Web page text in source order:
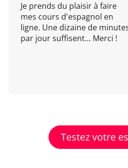
Je prends du plaisir à faire
mes cours d'espagnol en
ligne. Une dizaine de
par jour suffisent... Merci !
Testez votre